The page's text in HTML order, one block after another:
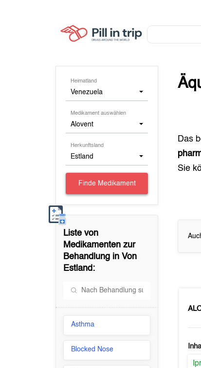
Heimatland
Venezuela
Medikament auswählen
Alovent
Herkunftsland
Estland
Finde Medikament
Liste von
Medikamenten zur
Behandlung in Von
Estland :
Asthma
Blocked Nose
Das
Sie